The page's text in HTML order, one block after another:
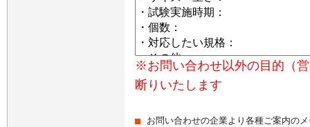
※お問い合わせ以外の目的（
断りいたします
お問い合わせの企業より各種ご案内の